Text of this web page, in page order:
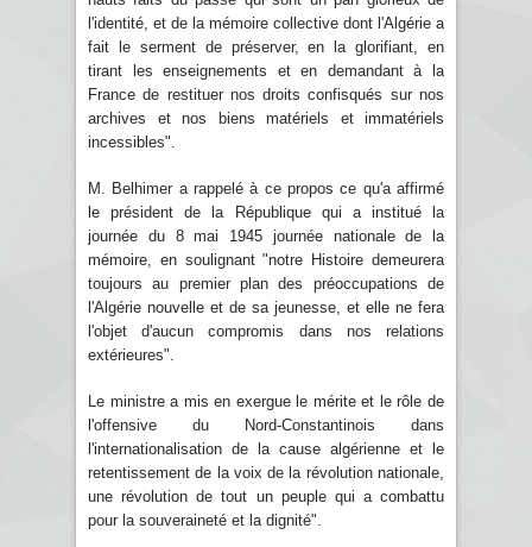
l'identité, et de la mémoire collective dont l'Algérie a
fait le serment de préserver, en la glorifiant, en
tirant les enseignements et en demandant à la
France de restituer nos droits confisqués sur nos
archives et nos biens matériels et immatériels
incessibles".
M. Belhimer a rappelé à ce propos ce qu'a affirmé
le président de la République qui a institué la
journée du 8 mai 1945 journée nationale de la
mémoire, en soulignant "notre Histoire demeurera
toujours au premier plan des préoccupations de
l'Algérie nouvelle et de sa jeunesse, et elle ne fera
l'objet d'aucun compromis dans nos relations
extérieures".
Le ministre a mis en exergue le mérite et le rôle de
l'offensive du Nord-Constantinois dans
l'internationalisation de la cause algérienne et le
retentissement de la voix de la révolution nationale,
une révolution de tout un peuple qui a combattu
pour la souveraineté et la dignité".